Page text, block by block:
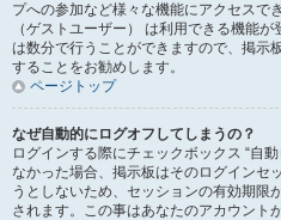
プへの参加など様々な機能にアクセスで
（ゲストユーザー） は利用できる機能
は数分で行うことができますので、掲示
することをお勧めします。
ページトップ
なぜ自動的にログオフしてしまうの？
ログインする際にチェックボックス “自
なかった場合、掲示板はそのログインセ
うとしないため、セッションの有効期限
されます。この事はあなたのアカウント